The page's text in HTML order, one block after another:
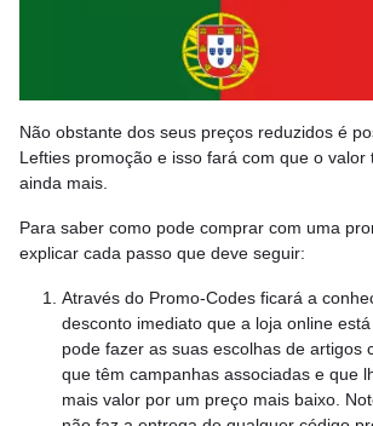
Não obstante dos seus preços reduzidos é
Lefties promoção e isso fará com que o valor
ainda mais.
Para saber como pode comprar com uma
explicar cada passo que deve seguir:
Através do Promo-Codes ficará a
desconto imediato que a loja online
pode fazer as suas escolhas de artigos
que têm campanhas associadas e que
mais valor por um preço mais baixo.